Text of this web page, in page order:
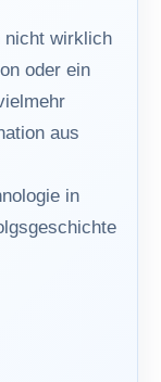
nicht wirklich
oder ein
aus
in